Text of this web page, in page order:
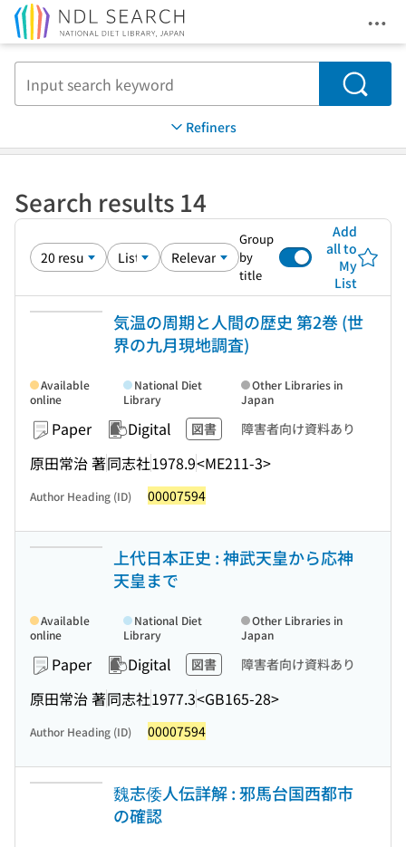
Search
Refiners
Search results 14
Group
by
title
Add
all to
My
List
気温の周期と人間の歴史 第2巻 (世
界の九月現地調査)
Paper Digital 図書 障害者向け資料あり
原田常治 著同志社1978.9<ME211-3>
Available
online
National Diet
Library
Other Libraries in
Japan
Author Heading (ID) 00007594
上代日本正史 : 神武天皇から応神
天皇まで
Paper Digital 図書 障害者向け資料あり
原田常治 著同志社1977.3<GB165-28>
Available
online
National Diet
Library
Other Libraries in
Japan
Author Heading (ID) 00007594
魏志倭人伝詳解 : 邪馬台国西都市
の確認